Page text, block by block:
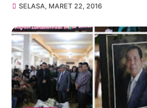
SELASA, MARET 22, 2016